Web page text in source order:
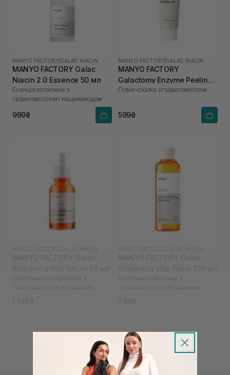
MANYO FACTORY GALAC NIACIN
MANYO FACTORY Galac
Niacin 2.0 Essence 50 мл
Есенція посилена з
галактомісісом і ніацинамідом
999₴
MANYO FACTORY GALAC NIACIN
MANYO FACTORY
Galactomy Enzyme Peeling
Gel 75 мл
Пілінг-скатка з галактомісісом
599₴